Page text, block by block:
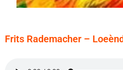
Frits Rademacher –